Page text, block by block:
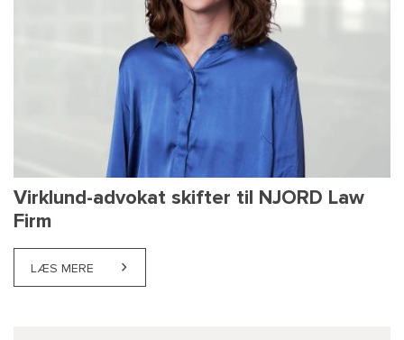
Virklund-advokat skifter til NJORD Law
Firm
LÆS MERE ABOUT VIRKLUND-ADVOKAT SKIFTER TIL NJORD